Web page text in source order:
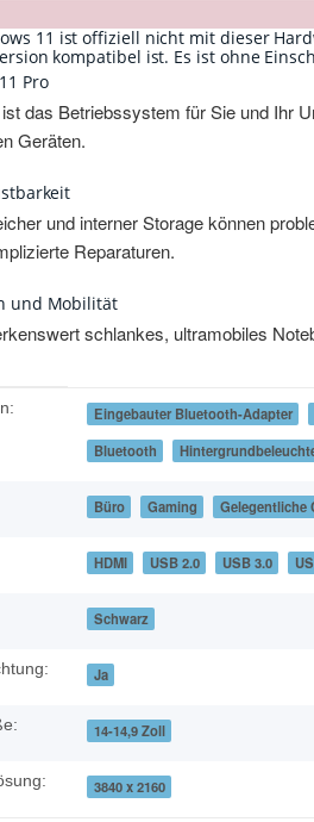
11 ist offiziell nicht mit dieser
kompatibel ist. Es ist ohne
Pro
das Betriebssystem für Sie und Ihr
Geräten.
und interner Storage können
Reparaturen.
und Mobilität
schlankes, ultramobiles
Eingebauter Bluetooth-Adapter
Bluetooth
Büro Gaming Gelegentliche
HDMI USB 2.0 USB 3.0
Schwarz
Ja
14-14,9 Zoll
3840 x 2160